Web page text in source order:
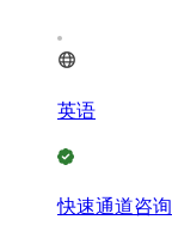
英语
快速通道咨询